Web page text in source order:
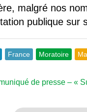
malgré nos
publique sur
France Moratoire
de presse – «